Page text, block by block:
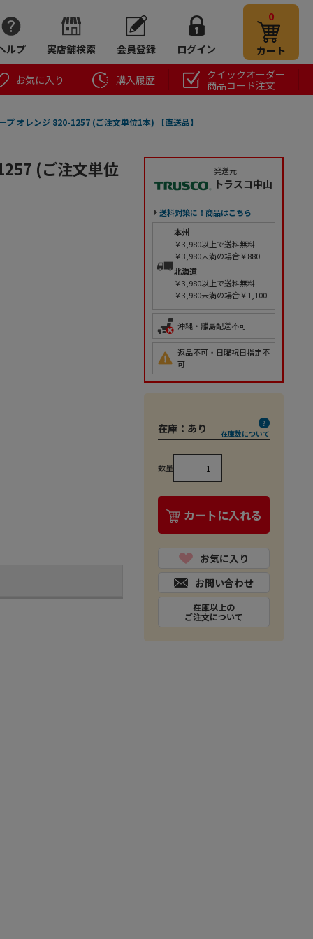
ルプ 実店舗検索 会員登録 ログイン
0
カート
お気に入り 購入履歴
クイックオーダー
商品コード注文
プ オレンジ 820-1257 (ご注文単位1本) 【直送品】
(ご注文単位 発送元
トラスコ中山
送料対策に！商品はこちら
本州
￥3,980以上で送料無料
￥3,980未満の場合￥880
北海道
￥3,980以上で送料無料
￥3,980未満の場合￥1,100
沖縄・離島配送不可
返品不可・日曜祝日指定不
可
在庫： あり 在庫数について
数量
カートに入れる
お気に入り
お問い合わせ
在庫以上の
ご注文について